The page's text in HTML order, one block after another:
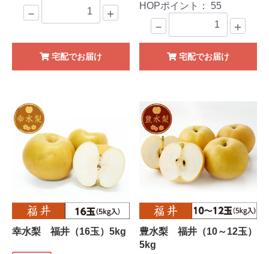
－ ＋
宅配でお届け
HOPポイント： 55
－ ＋
宅配でお届け
幸水梨 福井（16玉）5kg
豊水梨 福井（10～12玉）
5kg